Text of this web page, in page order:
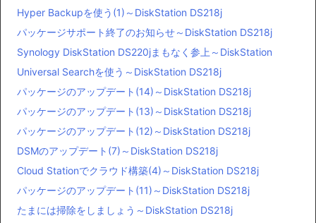
Hyper Backupを使う(1)～DiskStation DS218j
パッケージサポート終了のお知らせ～DiskStation DS218j
Synology DiskStation DS220jまもなく参上～DiskStation
Universal Searchを使う～DiskStation DS218j
パッケージのアップデート(14)～DiskStation DS218j
パッケージのアップデート(13)～DiskStation DS218j
パッケージのアップデート(12)～DiskStation DS218j
DSMのアップデート(7)～DiskStation DS218j
Cloud Stationでクラウド構築(4)～DiskStation DS218j
パッケージのアップデート(11)～DiskStation DS218j
たまには掃除をしましょう～DiskStation DS218j